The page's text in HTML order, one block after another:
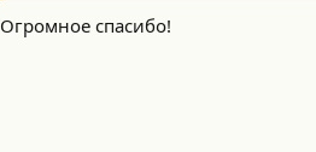
с
Огромное спасибо!